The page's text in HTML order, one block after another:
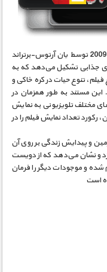
خانه نام مستندی است که در سال 2009 توسط یان آرتوس-برتراند
جذابی تشکیل می‌دهد که به
تنوع حیات در کره خاکی و
مستند به طور همزمان در
مختلف تلویزیونی به نمایش
فیلم در 181 کشور جهان، رکورد تعداد نمایش فیلم را در
و پیدایش زندگی بر روی آن
و نشان می‌دهد که از دویست
و موجودات دیگر را فرمان
است